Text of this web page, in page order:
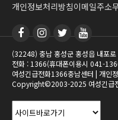
개인정보처리방침이메일주소
(32248) 충남 홍성군 홍성읍 내포
전화 : 1366(휴대폰이용시 041-
여성긴급전화1366충남센터 | 개인
Copyright©2003-2025 여성긴급